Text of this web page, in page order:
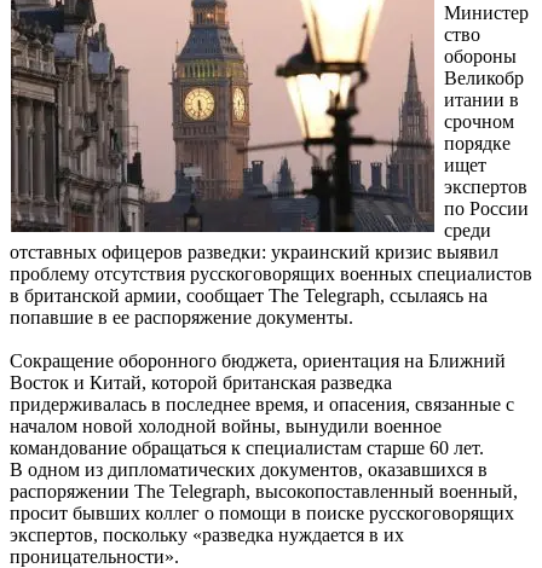
Министер
ство
обороны
Великобр
итании в
срочном
порядке
ищет
экспертов
по России
среди
отставных офицеров разведки: украинский кризис выявил
проблему отсутствия русскоговорящих военных специалистов
в британской армии, сообщает The Telegraph, ссылаясь на
попавшие в ее распоряжение документы.
Сокращение оборонного бюджета, ориентация на Ближний
Восток и Китай, которой британская разведка
придерживалась в последнее время, и опасения, связанные с
началом новой холодной войны, вынудили военное
командование обращаться к специалистам старше 60 лет.
В одном из дипломатических документов, оказавшихся в
распоряжении The Telegraph, высокопоставленный военный,
просит бывших коллег о помощи в поиске русскоговорящих
экспертов, поскольку «разведка нуждается в их
проницательности».